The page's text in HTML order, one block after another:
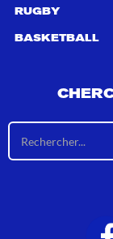
RUGBY
BASKETBALL